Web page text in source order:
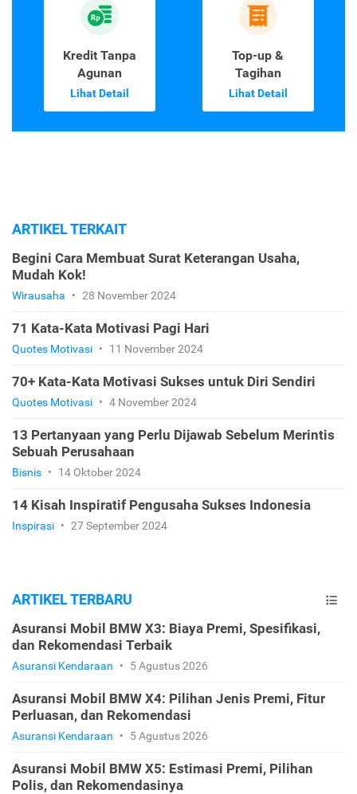
Kredit Tanpa
Agunan
Lihat Detail
Top-up &
Tagihan
Lihat Detail
ARTIKEL TERKAIT
Begini Cara Membuat Surat Keterangan Usaha,
Mudah Kok!
Wirausaha • 28 November 2024
71 Kata-Kata Motivasi Pagi Hari
Quotes Motivasi • 11 November 2024
70+ Kata-Kata Motivasi Sukses untuk Diri Sendiri
Quotes Motivasi • 4 November 2024
13 Pertanyaan yang Perlu Dijawab Sebelum Merintis
Sebuah Perusahaan
Bisnis • 14 Oktober 2024
14 Kisah Inspiratif Pengusaha Sukses Indonesia
Inspirasi • 27 September 2024
ARTIKEL TERBARU
Asuransi Mobil BMW X3: Biaya Premi, Spesifikasi,
dan Rekomendasi Terbaik
Asuransi Kendaraan • 5 Agustus 2026
Asuransi Mobil BMW X4: Pilihan Jenis Premi, Fitur
Perluasan, dan Rekomendasi
Asuransi Kendaraan • 5 Agustus 2026
Asuransi Mobil BMW X5: Estimasi Premi, Pilihan
Polis, dan Rekomendasinya